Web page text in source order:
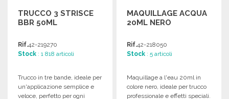
TRUCCO 3 STRISCE
BBR 50ML
Rif.42-219270
Stock : 1 818 articoli
Trucco in tre bande, ideale per
un'applicazione semplice e
veloce, perfetto per ogni
MAQUILLAGE ACQUA
20ML NERO
Rif.42-218050
Stock : 5 articoli
Maquillage a l'eau 20ml in
colore nero, ideale per trucco
professionale e effetti speciali.